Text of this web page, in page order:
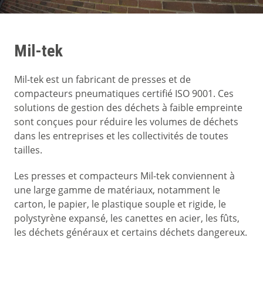
Mil-tek
Mil-tek est un fabricant de presses et de
compacteurs pneumatiques certifié ISO 9001. Ces
solutions de gestion des déchets à faible empreinte
sont conçues pour réduire les volumes de déchets
dans les entreprises et les collectivités de toutes
tailles.
Les presses et compacteurs Mil-tek conviennent à
une large gamme de matériaux, notamment le
carton, le papier, le plastique souple et rigide, le
polystyrène expansé, les canettes en acier, les fûts,
les déchets généraux et certains déchets dangereux.